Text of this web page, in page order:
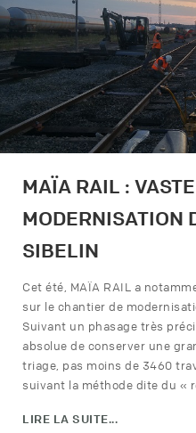
MAÏA RAIL :
MODERNISATION
SIBELIN
Cet été, MAÏA RAIL a
sur le chantier de
Suivant un phasage très
absolue de conserver une
triage, pas moins de 3460
suivant la méthode dite du «
LIRE LA SUITE...